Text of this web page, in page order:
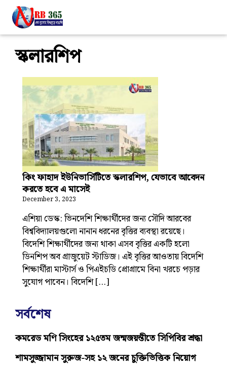
স্কলারশিপ
কিং ফাহাদ ইউনিভার্সিটিতে স্কলারশিপ, যেভাবে আবেদন
করতে হবে এ মাসেই
December 3, 2023
এশিয়া ডেস্ক: ভিনদেশি শিক্ষার্থীদের জন্য সৌদি আরবের
বিশ্ববিদ্যালয়গুলো নানান ধরনের বৃত্তির ব্যবস্থা রয়েছে।
বিদেশি শিক্ষার্থীদের জন্য থাকা এসব বৃত্তির একটি হলো
ডিনশিপ অব গ্রাজুয়েট স্টাডিজ। এই বৃত্তির আওতায় বিদেশি
শিক্ষার্থীরা মাস্টার্স ও পিএইচডি প্রোগ্রামে বিনা খরচে পড়ার
সুযোগ পাবেন। বিদেশি […]
সর্বশেষ
কমরেড মণি সিংহের ১২৫তম জন্মজয়ন্তীতে সিপিবির শ্রদ্ধা
শামসুজ্জামান সুরুজ-সহ ১২ জনের চুক্তিভিত্তিক নিয়োগ